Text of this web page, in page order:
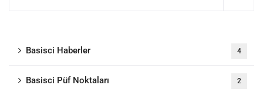
Basisci Haberler 4
Basisci Püf Noktaları 2